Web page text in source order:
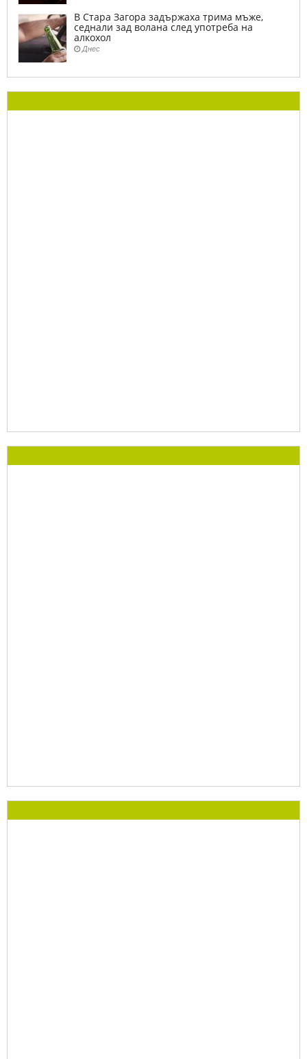
В Стара Загора задържаха трима мъже,
седнали зад волана след употреба на
алкохол
Днес